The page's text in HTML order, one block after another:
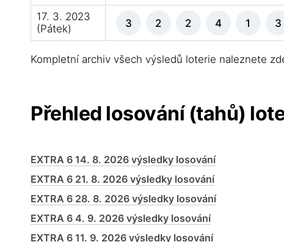
17. 3. 2023
(Pátek)
3 2 2 4 1 3
Kompletní archiv všech výsledů loterie naleznete
Přehled losování (tahů)
EXTRA 6 14. 8. 2026 výsledky losování
EXTRA 6 21. 8. 2026 výsledky losování
EXTRA 6 28. 8. 2026 výsledky losování
EXTRA 6 4. 9. 2026 výsledky losování
EXTRA 6 11. 9. 2026 výsledky losování